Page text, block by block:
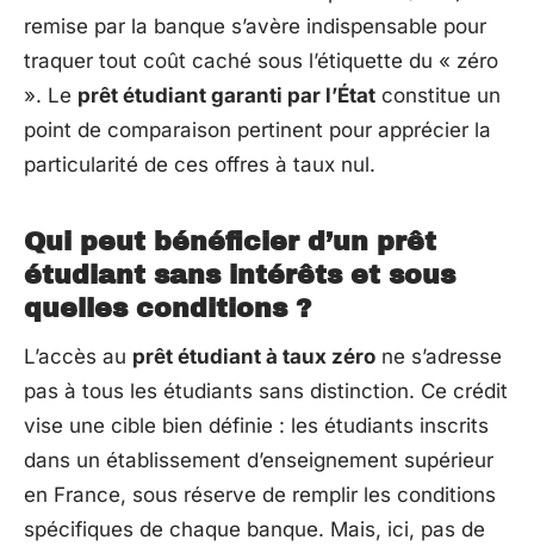
remise par la banque s’avère indispensable pour
traquer tout coût caché sous l’étiquette du « zéro
». Le prêt étudiant garanti par l’État constitue un
point de comparaison pertinent pour apprécier la
particularité de ces offres à taux nul.
Qui peut bénéficier d’un prêt
étudiant sans intérêts et sous
quelles conditions ?
L’accès au prêt étudiant à taux zéro ne s’adresse
pas à tous les étudiants sans distinction. Ce crédit
vise une cible bien définie : les étudiants inscrits
dans un établissement d’enseignement supérieur
en France, sous réserve de remplir les conditions
spécifiques de chaque banque. Mais, ici, pas de